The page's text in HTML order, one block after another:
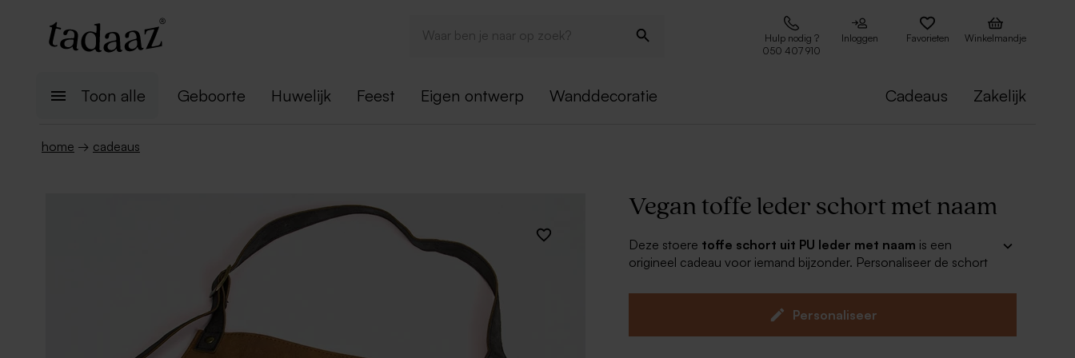
Hulp nodig ?
050 407 910
Inloggen Favorieten Winkelmandje
Toon alle Geboorte Huwelijk Feest Eigen ontwerp Wanddecoratie Cadeaus Zakelijk
home → cadeaus
Vegan toffe leder schort met naam
Deze stoere toffe schort uit PU leder met naam is een
origineel cadeau voor iemand bijzonder. Personaliseer de schort
gepersonaliseerd product waar je jarenlang plezier aan zult
Personaliseer